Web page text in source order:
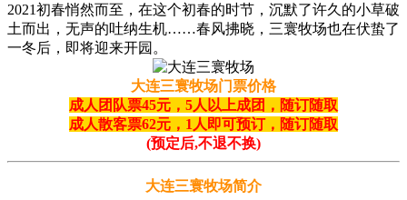
2021初春悄然而至，在这个初春的时节，沉默了许久的小草破
土而出，无声的吐纳生机……春风拂晓，三寰牧场也在伏蛰了
一冬后，即将迎来开园。
大连三寰牧场门票价格
成人团队票45元，5人以上成团，随订随取
成人散客票62元，1人即可预订，随订随取
(预定后,不退不换)
大连三寰牧场简介